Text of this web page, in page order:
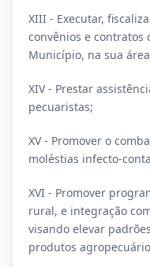
XIII - Executar,
convênios e contratos
Município, na sua
XIV - Prestar
pecuaristas;
XV - Promover o
moléstias infecto-
XVI - Promover
rural, e integração
visando elevar
produtos